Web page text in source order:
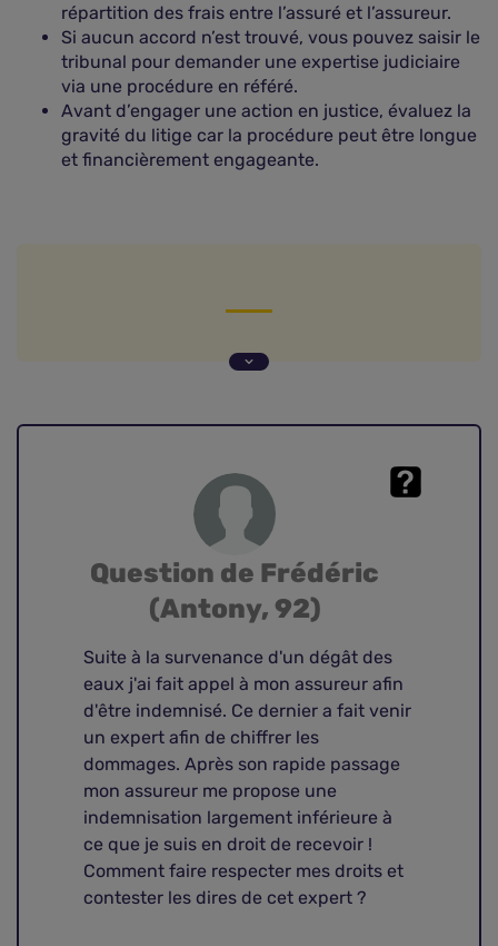
répartition des frais entre l’assuré et l’assureur.
Si aucun accord n’est trouvé, vous pouvez saisir le
tribunal pour demander une expertise judiciaire
via une procédure en référé.
Avant d’engager une action en justice, évaluez la
gravité du litige car la procédure peut être longue
et financièrement engageante.
Contestation du montant estimé par l'expert en
Question de Frédéric
(Antony, 92)
Suite à la survenance d'un dégât des
eaux j'ai fait appel à mon assureur afin
d'être indemnisé. Ce dernier a fait venir
un expert afin de chiffrer les
dommages. Après son rapide passage
mon assureur me propose une
indemnisation largement inférieure à
ce que je suis en droit de recevoir !
Comment faire respecter mes droits et
contester les dires de cet expert ?